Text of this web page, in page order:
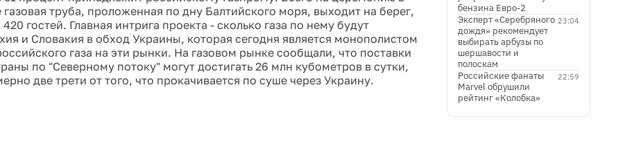
труба, проложенная по дну Балтийского моря, выходит на берег,
гостей. Главная интрига проекта - сколько газа по нему будут
и Словакия в обход Украины, которая сегодня является монополистом
газа на эти рынки. На газовом рынке сообщали, что поставки
по "Северному потоку" могут достигать 26 млн кубометров в сутки,
две трети от того, что прокачивается по суше через Украину.
бензина Евро-2
23:04
Эксперт «Серебряного
дождя» рекомендует
выбирать арбузы по
шершавости и
полоскам
22:59
Российские фанаты
Marvel обрушили
рейтинг «Колобка»